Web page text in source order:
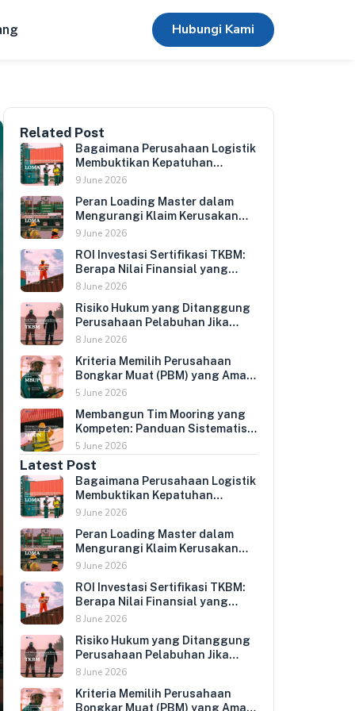
Hubungi Kami
Related Post
Bagaimana Perusahaan Logistik
Membuktikan Kepatuhan
Keamanan Kargo kepada Klien
9 June 2026
Peran Loading Master dalam
Mengurangi Klaim Kerusakan
Kargo dan Biaya Kompensasi
9 June 2026
ROI Investasi Sertifikasi TKBM:
Berapa Nilai Finansial yang
Didapat Perusahaan Pelabuhan
8 June 2026
Risiko Hukum yang Ditanggung
Perusahaan Pelabuhan Jika
TKBM Tidak Memenuhi Standar
8 June 2026
Kriteria Memilih Perusahaan
Bongkar Muat (PBM) yang Aman
untuk Mitra Logistik Korporat
5 June 2026
Membangun Tim Mooring yang
Kompeten: Panduan Sistematis
Pelatihan dan Sertifikasi
Operator Tambat Kapal untuk
Perusahaan Pelayaran dan
Operator Terminal
5 June 2026
Latest Post
Bagaimana Perusahaan Logistik
Membuktikan Kepatuhan
Keamanan Kargo kepada Klien
9 June 2026
Peran Loading Master dalam
Mengurangi Klaim Kerusakan
Kargo dan Biaya Kompensasi
9 June 2026
ROI Investasi Sertifikasi TKBM:
Berapa Nilai Finansial yang
Didapat Perusahaan Pelabuhan
8 June 2026
Risiko Hukum yang Ditanggung
Perusahaan Pelabuhan Jika
TKBM Tidak Memenuhi Standar
8 June 2026
Kriteria Memilih Perusahaan
Bongkar Muat (PBM) yang Aman